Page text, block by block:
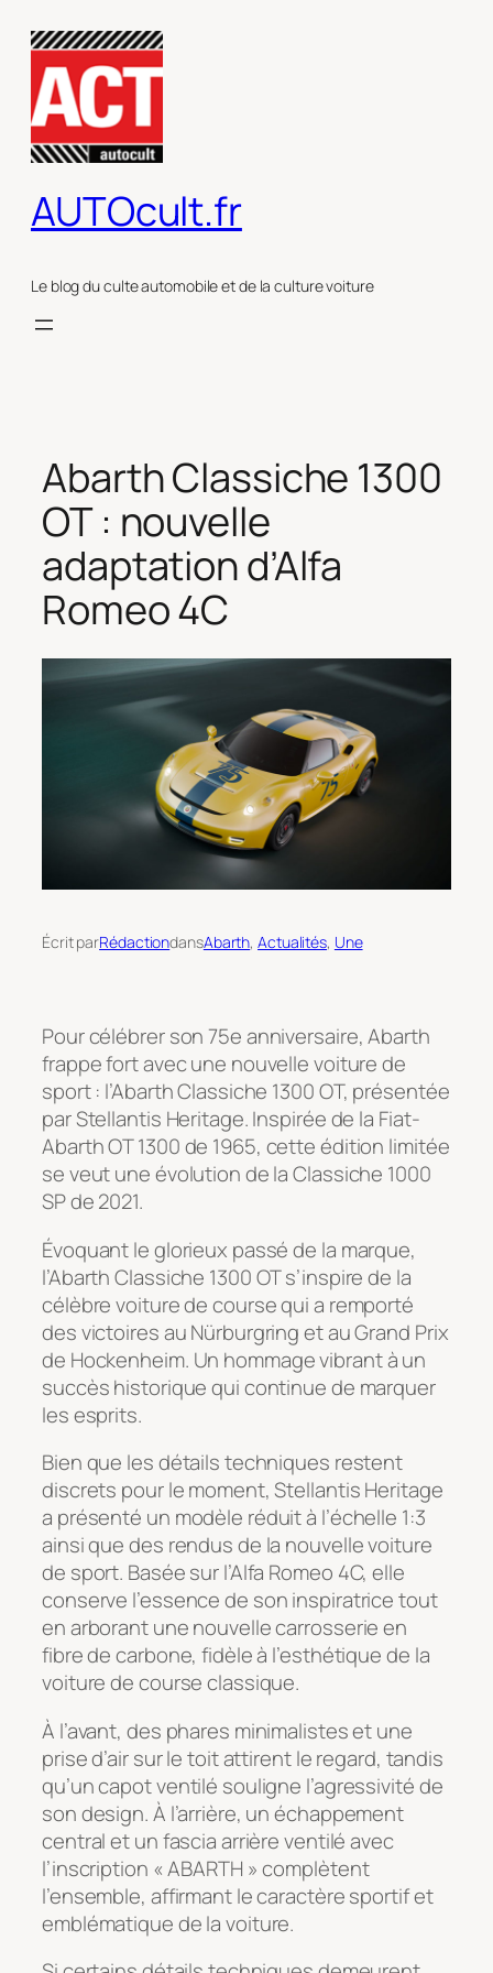
contenu
AUTOcult.fr
Le blog du culte automobile et de la culture voiture
Abarth Classiche 1300
OT : nouvelle
adaptation d’Alfa
Romeo 4C
Écrit parRédactiondansAbarth, Actualités, Une
Pour célébrer son 75e anniversaire, Abarth
frappe fort avec une nouvelle voiture de
sport : l’Abarth Classiche 1300 OT, présentée
par Stellantis Heritage. Inspirée de la Fiat-
Abarth OT 1300 de 1965, cette édition limitée
se veut une évolution de la Classiche 1000
SP de 2021.
Évoquant le glorieux passé de la marque,
l’Abarth Classiche 1300 OT s’inspire de la
célèbre voiture de course qui a remporté
des victoires au Nürburgring et au Grand Prix
de Hockenheim. Un hommage vibrant à un
succès historique qui continue de marquer
les esprits.
Bien que les détails techniques restent
discrets pour le moment, Stellantis Heritage
a présenté un modèle réduit à l’échelle 1:3
ainsi que des rendus de la nouvelle voiture
de sport. Basée sur l’Alfa Romeo 4C, elle
conserve l’essence de son inspiratrice tout
en arborant une nouvelle carrosserie en
fibre de carbone, fidèle à l’esthétique de la
voiture de course classique.
À l’avant, des phares minimalistes et une
prise d’air sur le toit attirent le regard, tandis
qu’un capot ventilé souligne l’agressivité de
son design. À l’arrière, un échappement
central et un fascia arrière ventilé avec
l’inscription « ABARTH » complètent
l’ensemble, affirmant le caractère sportif et
emblématique de la voiture.